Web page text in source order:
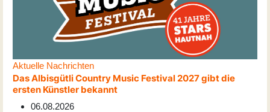
Aktuelle Nachrichten
Das Albisgütli Country Music Festival 2027 gibt die
ersten Künstler bekannt
06.08.2026